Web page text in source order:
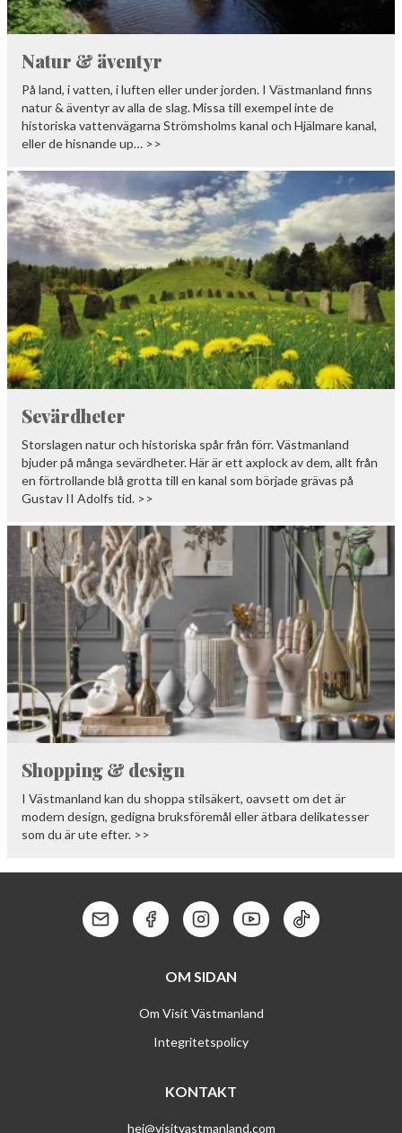
Natur & äventyr
På land, i vatten, i luften eller under jorden. I Västmanland finns
natur & äventyr av alla de slag. Missa till exempel inte de
historiska vattenvägarna Strömsholms kanal och Hjälmare kanal,
eller de hisnande up… >>
Sevärdheter
Storslagen natur och historiska spår från förr. Västmanland
bjuder på många sevärdheter. Här är ett axplock av dem, allt från
en förtrollande blå grotta till en kanal som började grävas på
Gustav II Adolfs tid. >>
Shopping & design
I Västmanland kan du shoppa stilsäkert, oavsett om det är
modern design, gedigna bruksföremål eller ätbara delikatesser
som du är ute efter. >>
Kontakt: MailKontakt: Facebook
Kontakt: Instagram
Kontakt: Youtube
Kontakt: Tik
OM SIDAN
Om Visit Västmanland
Integritetspolicy
KONTAKT
hej@visitvastmanland.com